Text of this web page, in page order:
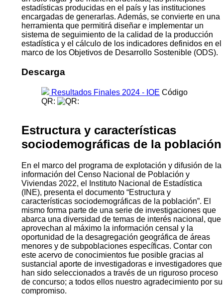
estadísticas producidas en el país y las instituciones
encargadas de generarlas. Además, se convierte en una
herramienta que permitirá diseñar e implementar un
sistema de seguimiento de la calidad de la producción
estadística y el cálculo de los indicadores definidos en el
marco de los Objetivos de Desarrollo Sostenible (ODS).
Descarga
Resultados Finales 2024 - IOE Código
QR:
Estructura y características
sociodemográficas de la población
En el marco del programa de explotación y difusión de la
información del Censo Nacional de Población y
Viviendas 2022, el Instituto Nacional de Estadística
(INE), presenta el documento “Estructura y
características sociodemográficas de la población”. El
mismo forma parte de una serie de investigaciones que
abarca una diversidad de temas de interés nacional, que
aprovechan al máximo la información censal y la
oportunidad de la desagregación geográfica de áreas
menores y de subpoblaciones específicas. Contar con
este acervo de conocimientos fue posible gracias al
sustancial aporte de investigadoras e investigadores que
han sido seleccionados a través de un riguroso proceso
de concurso; a todos ellos nuestro agradecimiento por su
compromiso.